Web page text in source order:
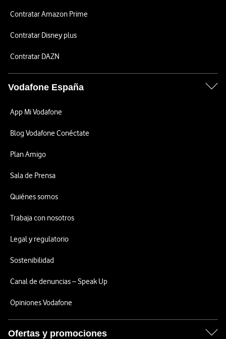
Contratar Amazon Prime
Contratar Disney plus
Contratar DAZN
Vodafone España
App Mi Vodafone
Blog Vodafone Conéctate
Plan Amigo
Sala de Prensa
Quiénes somos
Trabaja con nosotros
Legal y regulatorio
Sostenibilidad
Canal de denuncias – Speak Up
Opiniones Vodafone
Ofertas y promociones